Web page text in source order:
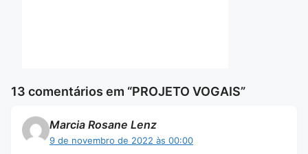
13 comentários em “PROJETO VOGAIS”
Marcia Rosane Lenz
9 de novembro de 2022 às 00:00